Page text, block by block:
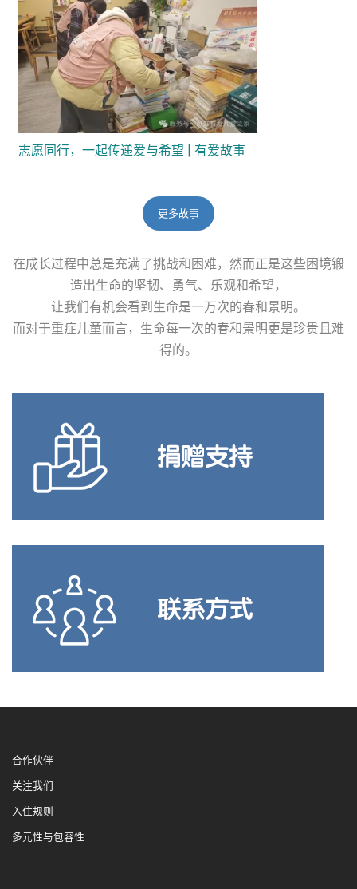
志愿同行，一起传递爱与希望 | 有爱故事
更多故事
在成长过程中总是充满了挑战和困难，然而正是这些困境锻
造出生命的坚韧、勇气、乐观和希望，
让我们有机会看到生命是一万次的春和景明。
而对于重症儿童而言，生命每一次的春和景明更是珍贵且难
得的。
合作伙伴
关注我们
入住规则
多元性与包容性